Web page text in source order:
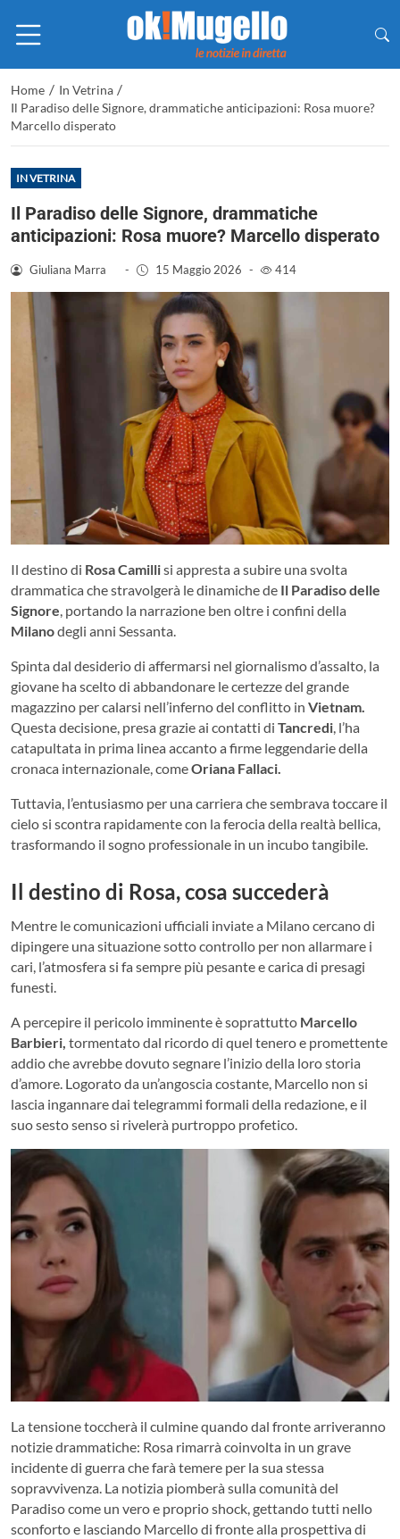
Home / In Vetrina /
Il Paradiso delle Signore, drammatiche anticipazioni: Rosa muore?
Marcello disperato
IN VETRINA
Il Paradiso delle Signore, drammatiche
anticipazioni: Rosa muore? Marcello disperato
Giuliana Marra - 15 Maggio 2026 - 414
Il destino di Rosa Camillisi appresta a subire una svolta
drammatica che stravolgerà le dinamiche de Il Paradiso delle
Signore , portando la narrazione ben oltre i confini della
Milanodegli anni Sessanta.
Spinta dal desiderio di affermarsi nel giornalismo d’assalto, la
giovane ha scelto di abbandonare le certezze del grande
magazzino per calarsi nell’inferno del conflitto in Vietnam.
Questa decisione, presa grazie ai contatti di Tancredi , l’ha
catapultata in prima linea accanto a firme leggendarie della
cronaca internazionale, comeOriana Fallaci.
Tuttavia, l’entusiasmo per una carriera che sembrava toccare il
cielo si scontra rapidamente con la ferocia della realtà bellica,
trasformando il sogno professionale in un incubo tangibile.
Il destino di Rosa, cosa succederà
Mentre le comunicazioni ufficiali inviate a Milano cercano di
dipingere una situazione sotto controllo per non allarmare i
cari, l’atmosfera si fa sempre più pesante e carica di presagi
funesti.
A percepire il pericolo imminente è soprattutto Marcello
Barbieri, tormentato dal ricordo di quel tenero e promettente
addio che avrebbe dovuto segnare l’inizio della loro storia
d’amore. Logorato da un’angoscia costante, Marcello non si
lascia ingannare dai telegrammi formali della redazione, e il
suo sesto senso si rivelerà purtroppo profetico.
La tensione toccherà il culmine quando dal fronte arriveranno
notizie drammatiche: Rosa rimarrà coinvolta in un grave
incidente di guerra che farà temere per la sua stessa
sopravvivenza. La notizia piomberà sulla comunità del
Paradiso come un vero e proprio shock, gettando tutti nello
sconforto e lasciando Marcello di fronte alla prospettiva di